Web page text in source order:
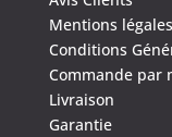
Mentions légales
Conditions
Commande par
Livraison
Garantie